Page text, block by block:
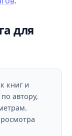
для
книг и
автору,